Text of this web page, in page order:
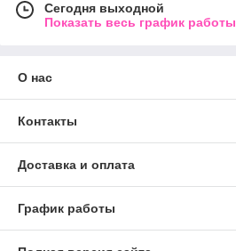
Сегодня выходной
Показать весь график работы
О нас
Контакты
Доставка и оплата
График работы